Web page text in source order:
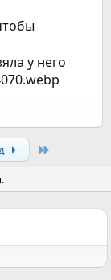
у него